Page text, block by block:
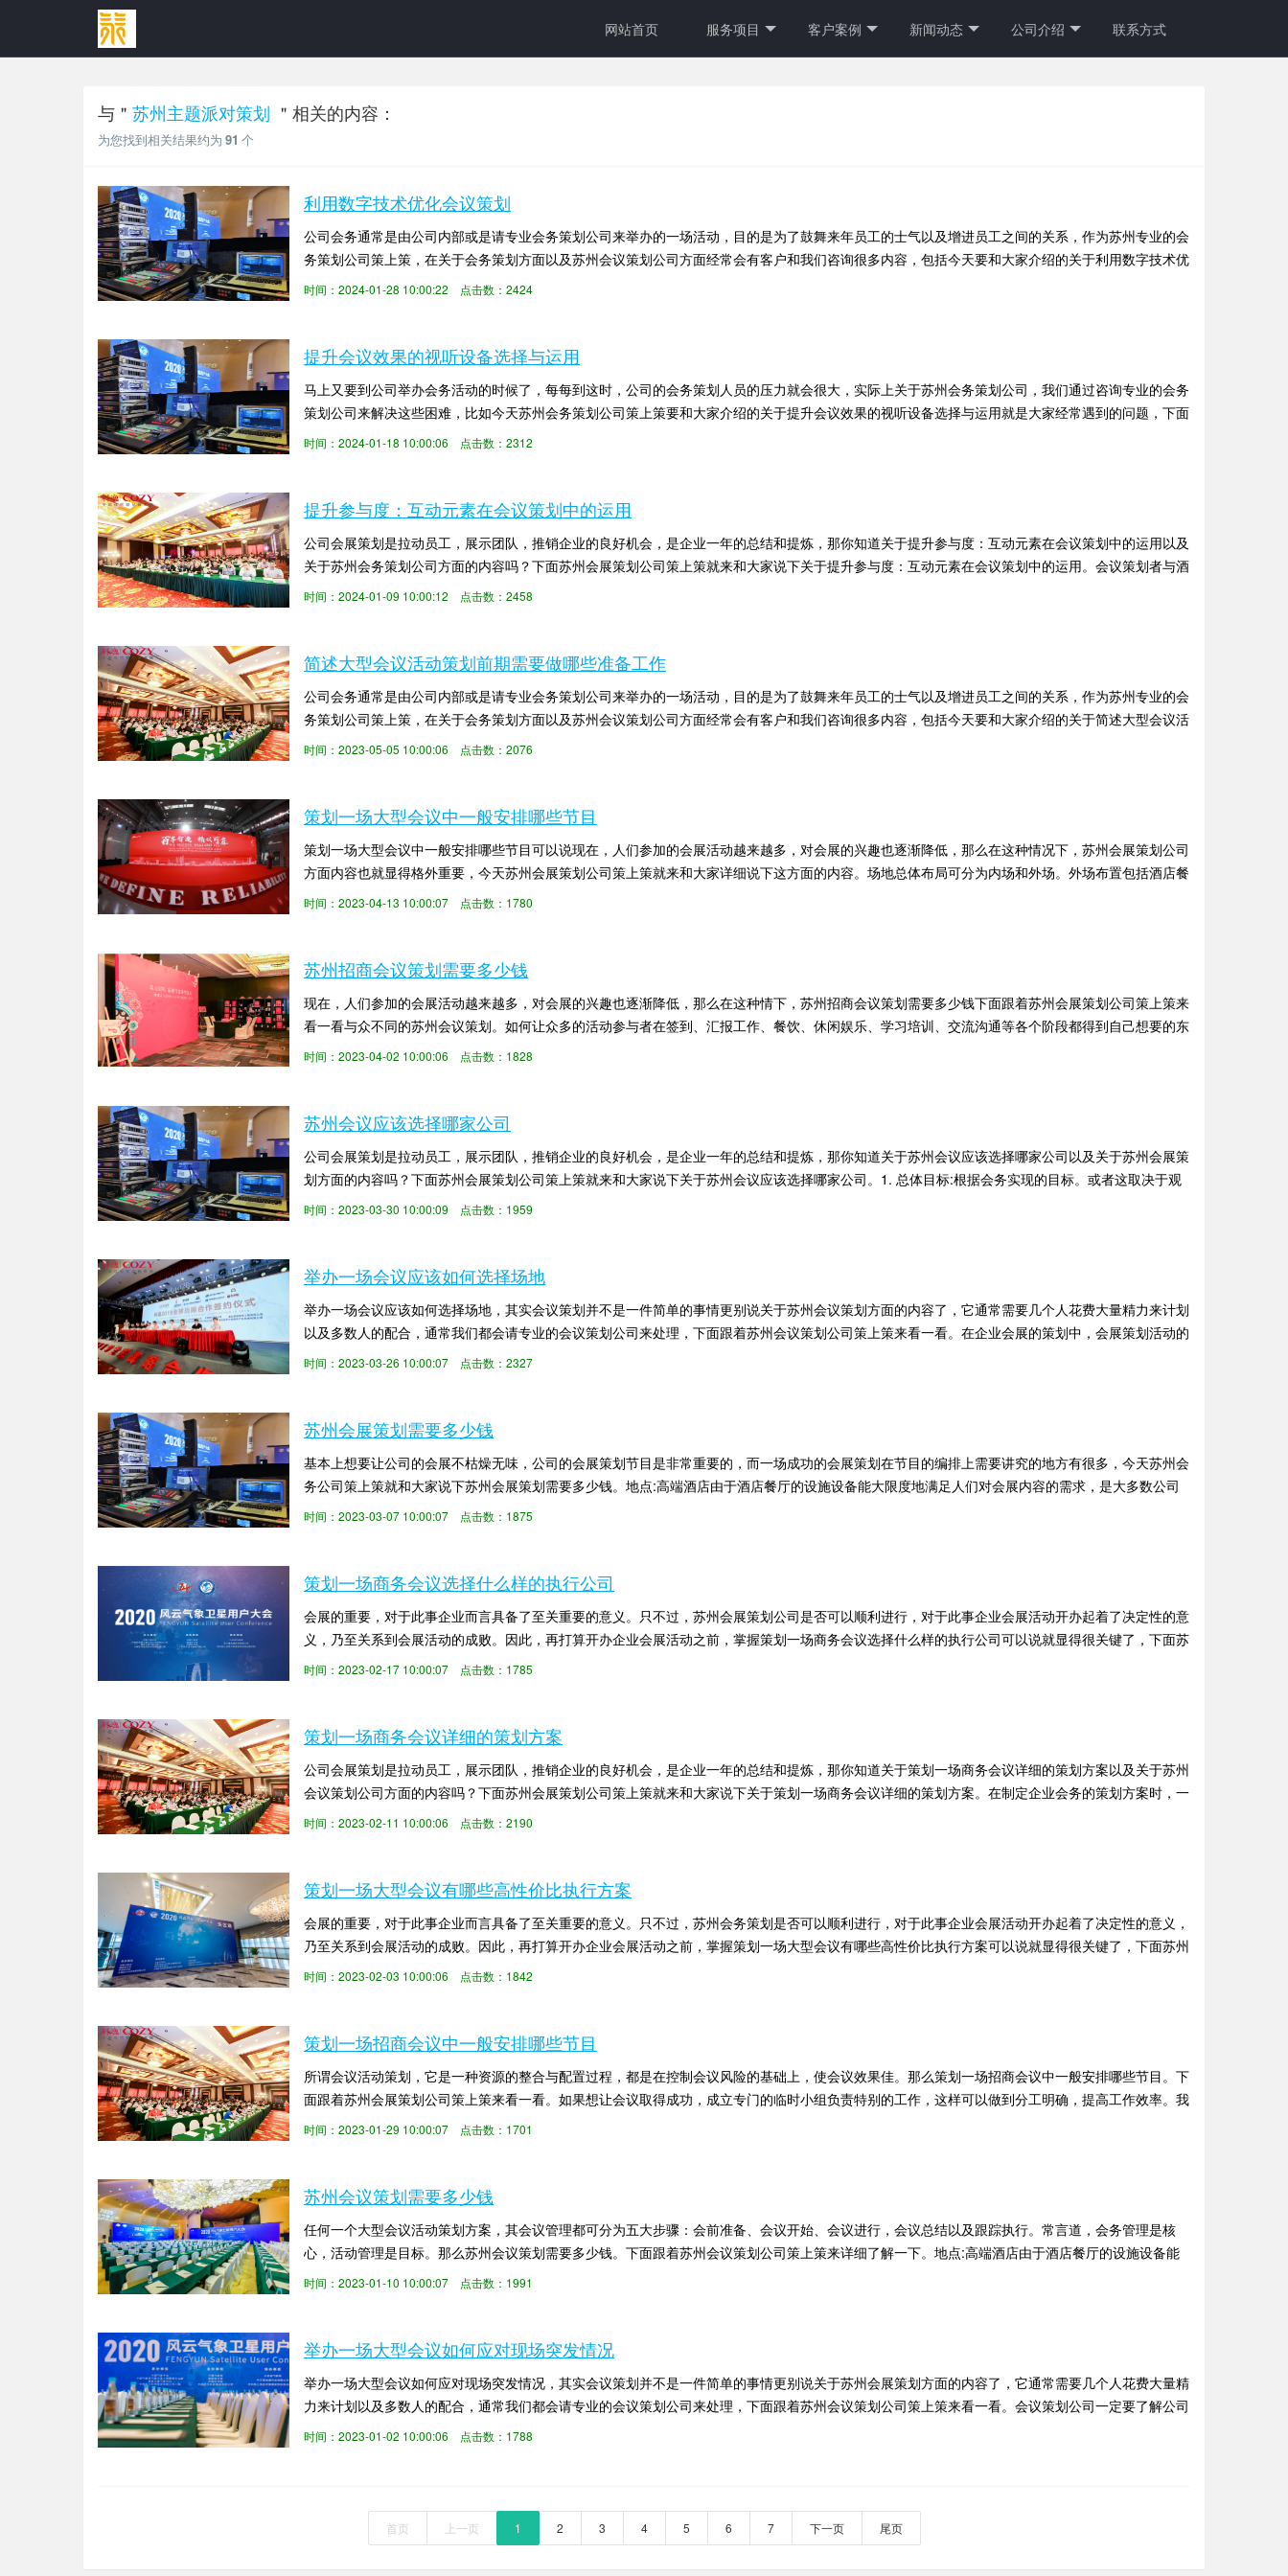
网站首页 服务项目 客户案例 新闻动态 公司介绍 联系方式
与＂ 苏州主题派对策划 ＂相关的内容：
为您找到相关结果约为 91 个
利用数字技术优化会议策划
公司会务通常是由公司内部或是请专业会务策划公司来举办的一场活动，目的是为了鼓舞来年员工的士气以及增进员工之间的关系，作为苏州专业的会
务策划公司策上策，在关于会务策划方面以及苏州会议策划公司方面经常会有客户和我们咨询很多内容，包括今天要和大家介绍的关于利用数字技术优
化会议策划。策划方案需要包括具体的人...
时间：2024-01-28 10:00:22 点击数：2424
提升会议效果的视听设备选择与运用
马上又要到公司举办会务活动的时候了，每每到这时，公司的会务策划人员的压力就会很大，实际上关于苏州会务策划公司，我们通过咨询专业的会务
策划公司来解决这些困难，比如今天苏州会务策划公司策上策要和大家介绍的关于提升会议效果的视听设备选择与运用就是大家经常遇到的问题，下面
苏州会务策划公司策上策就来和大家详细...
时间：2024-01-18 10:00:06 点击数：2312
提升参与度：互动元素在会议策划中的运用
公司会展策划是拉动员工，展示团队，推销企业的良好机会，是企业一年的总结和提炼，那你知道关于提升参与度：互动元素在会议策划中的运用以及
关于苏州会务策划公司方面的内容吗？下面苏州会展策划公司策上策就来和大家说下关于提升参与度：互动元素在会议策划中的运用。会议策划者与酒
店或其他机构之间的协调对于会议各项...
时间：2024-01-09 10:00:12 点击数：2458
简述大型会议活动策划前期需要做哪些准备工作
公司会务通常是由公司内部或是请专业会务策划公司来举办的一场活动，目的是为了鼓舞来年员工的士气以及增进员工之间的关系，作为苏州专业的会
务策划公司策上策，在关于会务策划方面以及苏州会议策划公司方面经常会有客户和我们咨询很多内容，包括今天要和大家介绍的关于简述大型会议活
动策划前期需要做哪些准备工作。如果想...
时间：2023-05-05 10:00:06 点击数：2076
策划一场大型会议中一般安排哪些节目
策划一场大型会议中一般安排哪些节目可以说现在，人们参加的会展活动越来越多，对会展的兴趣也逐渐降低，那么在这种情况下，苏州会展策划公司
方面内容也就显得格外重要，今天苏州会展策划公司策上策就来和大家详细说下这方面的内容。场地总体布局可分为内场和外场。外场布置包括酒店餐
厅外场、大厅、宾客路线和宴会厅接待室...
时间：2023-04-13 10:00:07 点击数：1780
苏州招商会议策划需要多少钱
现在，人们参加的会展活动越来越多，对会展的兴趣也逐渐降低，那么在这种情下，苏州招商会议策划需要多少钱下面跟着苏州会展策划公司策上策来
看一看与众不同的苏州会议策划。如何让众多的活动参与者在签到、汇报工作、餐饮、休闲娱乐、学习培训、交流沟通等各个阶段都得到自己想要的东
西。此外,也需要处理紧急事件可能发...
时间：2023-04-02 10:00:06 点击数：1828
苏州会议应该选择哪家公司
公司会展策划是拉动员工，展示团队，推销企业的良好机会，是企业一年的总结和提炼，那你知道关于苏州会议应该选择哪家公司以及关于苏州会展策
划方面的内容吗？下面苏州会展策划公司策上策就来和大家说下关于苏州会议应该选择哪家公司。1. 总体目标:根据会务实现的目标。或者这取决于观
众是谁2. 活动时间:活动开发...
时间：2023-03-30 10:00:09 点击数：1959
举办一场会议应该如何选择场地
举办一场会议应该如何选择场地，其实会议策划并不是一件简单的事情更别说关于苏州会议策划方面的内容了，它通常需要几个人花费大量精力来计划
以及多数人的配合，通常我们都会请专业的会议策划公司来处理，下面跟着苏州会议策划公司策上策来看一看。在企业会展的策划中，会展策划活动的
场地布局是非常重要的。确定会展地点后...
时间：2023-03-26 10:00:07 点击数：2327
苏州会展策划需要多少钱
基本上想要让公司的会展不枯燥无味，公司的会展策划节目是非常重要的，而一场成功的会展策划在节目的编排上需要讲究的地方有很多，今天苏州会
务公司策上策就和大家说下苏州会展策划需要多少钱。地点:高端酒店由于酒店餐厅的设施设备能大限度地满足人们对会展内容的需求，是大多数公司
和企业都会选择的共同选择。此外，您还...
时间：2023-03-07 10:00:07 点击数：1875
策划一场商务会议选择什么样的执行公司
会展的重要，对于此事企业而言具备了至关重要的意义。只不过，苏州会展策划公司是否可以顺利进行，对于此事企业会展活动开办起着了决定性的意
义，乃至关系到会展活动的成败。因此，再打算开办企业会展活动之前，掌握策划一场商务会议选择什么样的执行公司可以说就显得很关键了，下面苏
州会展策划公司策上策就和大家详细说下...
时间：2023-02-17 10:00:07 点击数：1785
策划一场商务会议详细的策划方案
公司会展策划是拉动员工，展示团队，推销企业的良好机会，是企业一年的总结和提炼，那你知道关于策划一场商务会议详细的策划方案以及关于苏州
会议策划公司方面的内容吗？下面苏州会展策划公司策上策就来和大家说下关于策划一场商务会议详细的策划方案。在制定企业会务的策划方案时，一
定要明确主题是什么。换句话说,它必...
时间：2023-02-11 10:00:06 点击数：2190
策划一场大型会议有哪些高性价比执行方案
会展的重要，对于此事企业而言具备了至关重要的意义。只不过，苏州会务策划是否可以顺利进行，对于此事企业会展活动开办起着了决定性的意义，
乃至关系到会展活动的成败。因此，再打算开办企业会展活动之前，掌握策划一场大型会议有哪些高性价比执行方案可以说就显得很关键了，下面苏州
会展策划公司策上策就和大家详细说下策...
时间：2023-02-03 10:00:06 点击数：1842
策划一场招商会议中一般安排哪些节目
所谓会议活动策划，它是一种资源的整合与配置过程，都是在控制会议风险的基础上，使会议效果佳。那么策划一场招商会议中一般安排哪些节目。下
面跟着苏州会展策划公司策上策来看一看。如果想让会议取得成功，成立专门的临时小组负责特别的工作，这样可以做到分工明确，提高工作效率。我
们可以先制定一个计划，然后确定时间、...
时间：2023-01-29 10:00:07 点击数：1701
苏州会议策划需要多少钱
任何一个大型会议活动策划方案，其会议管理都可分为五大步骤：会前准备、会议开始、会议进行，会议总结以及跟踪执行。常言道，会务管理是核
心，活动管理是目标。那么苏州会议策划需要多少钱。下面跟着苏州会议策划公司策上策来详细了解一下。地点:高端酒店由于酒店餐厅的设施设备能
大限度地满足人们对会展内容的需求，是大...
时间：2023-01-10 10:00:07 点击数：1991
举办一场大型会议如何应对现场突发情况
举办一场大型会议如何应对现场突发情况，其实会议策划并不是一件简单的事情更别说关于苏州会展策划方面的内容了，它通常需要几个人花费大量精
力来计划以及多数人的配合，通常我们都会请专业的会议策划公司来处理，下面跟着苏州会议策划公司策上策来看一看。会议策划公司一定要了解公司
举办会议的需求，这是基本也是关键的。...
时间：2023-01-02 10:00:06 点击数：1788
首页 上一页 1 2 3 4 5 6 7 下一页 尾页